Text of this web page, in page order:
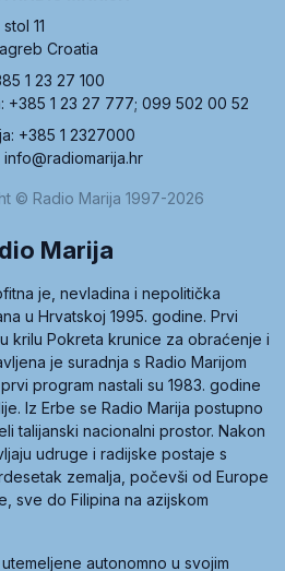
11
Croatia
1 23 27 100
+385 1 23 27 777; 099 502 00 52
+385 1 2327000
© Radio Marija 1997-2026
Marija
je, nevladina i nepolitička
u Hrvatskoj 1995. godine. Prvi
krilu Pokreta krunice za obraćenje i
je suradnja s Radio Marijom
program nastali su 1983. godine
Iz Erbe se Radio Marija postupno
talijanski nacionalni prostor. Nakon
udruge i radijske postaje s
zemalja, počevši od Europe
sve do Filipina na azijskom
autonomno u svojim